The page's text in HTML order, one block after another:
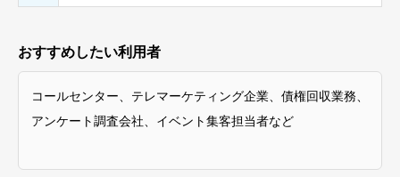
おすすめしたい利用者
コールセンター、テレマーケティング企業、債権回収業務、
アンケート調査会社、イベント集客担当者など